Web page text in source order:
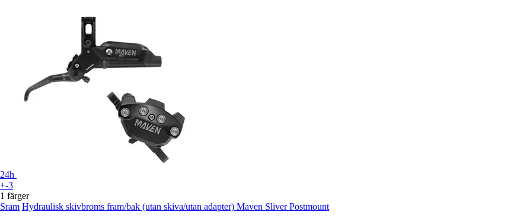
24h
+-3
1 färger
Sram Hydraulisk skivbroms fram/bak (utan skiva/utan adapter) Maven Sliver Postmount